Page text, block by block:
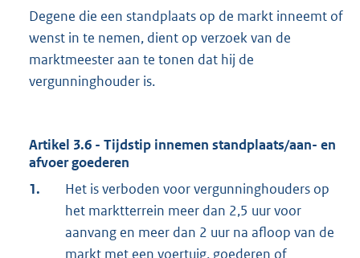
Degene die een standplaats op de markt inneemt of
wenst in te nemen, dient op verzoek van de
marktmeester aan te tonen dat hij de
vergunninghouder is.
Artikel 3.6 - Tijdstip innemen standplaats/aan- en
afvoer goederen
1.
Het is verboden voor vergunninghouders op
het marktterrein meer dan 2,5 uur voor
aanvang en meer dan 2 uur na afloop van de
markt met een voertuig, goederen of